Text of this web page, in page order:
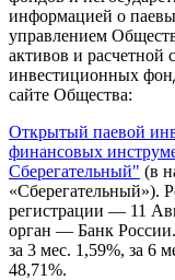
информацией о
управлением
активов и расчетной
инвестиционных
сайте Общества:
Открытый паевой
финансовых
Сберегательный" (в
«Сберегательный»).
регистрации — 11
орган — Банк России.
за 3 мес. 1,59%, за 6
48,71%.